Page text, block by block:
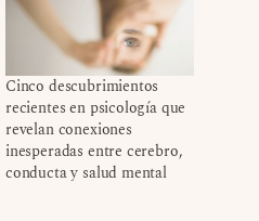
Cinco descubrimientos
recientes en psicología que
revelan conexiones
inesperadas entre cerebro,
conducta y salud mental